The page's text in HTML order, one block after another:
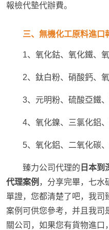
報檢代墊代辦費。
三、無機化工原料進口報
1、氧化鈷、氧化鐵、氧
2、鈦白粉、硝酸鈣、氧
3、元明粉、硫酸亞鐵、
4、氧化鎳、三氯化鋁、
5、氧化鋁、二氧化碳、
臻力公司代理的 日本到
代理案例 ，分享完畢，七水
單證，您都清楚了吧，我司
案例可供您參考，并且我司
關公司，如果您有貨物進口